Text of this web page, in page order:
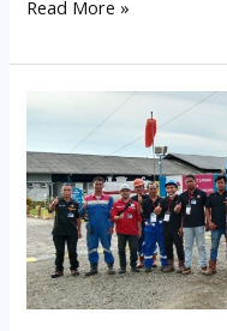
Read More »
Inhouse
Training
Operator
Forklift
PT.
PDSI
&